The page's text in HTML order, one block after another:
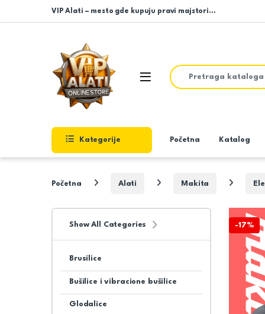
Skip to navigation
Skip to content
VIP Alati – mesto gde kupuju pravi majstori…
Open
Search for:
Kategorije Početna Katalog
Početna Alati Makita
-17%
Show All Categories
Brusilice
Bušilice i vibracione bušilice
Glodalice